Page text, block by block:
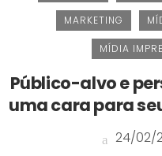
MARKETING
MÍDIA
Público-alvo e
uma cara para
24/02/